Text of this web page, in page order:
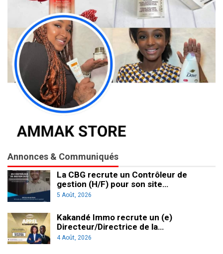
Annonces & Communiqués
La CBG recrute un Contrôleur de
gestion (H/F) pour son site…
5 Août, 2026
Kakandé Immo recrute un (e)
Directeur/Directrice de la…
4 Août, 2026